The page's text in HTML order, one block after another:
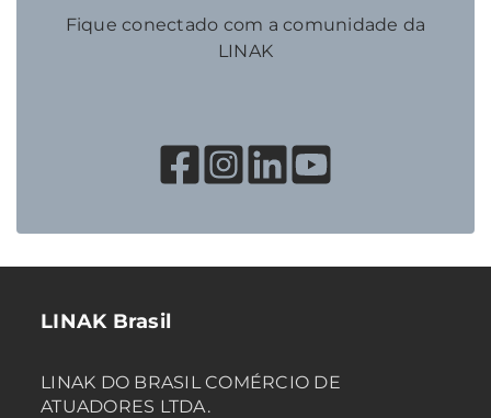
Fique conectado com a comunidade da
LINAK
LINAK Brasil
LINAK DO BRASIL COMÉRCIO DE
ATUADORES LTDA.